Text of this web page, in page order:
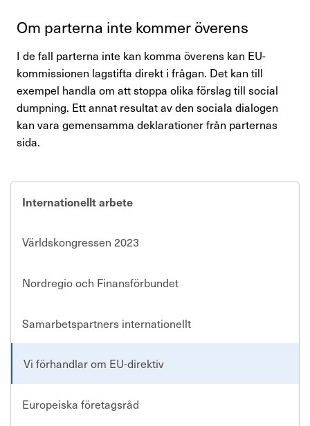
Nyheter
Finansförbundets åsikter
Branschfrågor i fokus
Rapporter
Om parterna inte kommer överens
I de fall parterna inte kan komma överens kan EU-
kommissionen lagstifta direkt i frågan. Det kan till
exempel handla om att stoppa olika förslag till social
dumpning. Ett annat resultat av den sociala dialogen
kan vara gemensamma deklarationer från parternas
sida.
Internationellt arbete
Världskongressen 2023
Nordregio och Finansförbundet
Samarbetspartners internationellt
Vi förhandlar om EU-direktiv
Europeiska företagsråd